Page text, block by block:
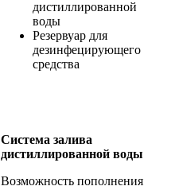
дистиллированной
воды
Резервуар для
дезинфецирующего
средства
Система залива
дистиллированной воды
Возможность пополнения